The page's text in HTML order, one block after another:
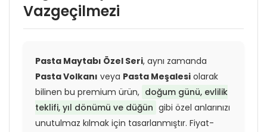
Vazgeçilmezi
Pasta Maytabı Özel Seri, aynı zamanda
Pasta Volkanı veya Pasta Meşalesi olarak
bilinen bu premium ürün, doğum günü, evlilik
teklifi, yıl dönümü ve düğün gibi özel anlarınızı
unutulmaz kılmak için tasarlanmıştır. Fiyat-